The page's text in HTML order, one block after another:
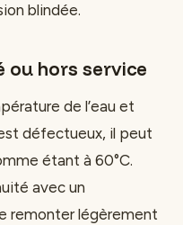
blindée.
ou hors service
de l’eau et
défectueux, il peut
étant à 60°C.
avec un
remonter légèrement